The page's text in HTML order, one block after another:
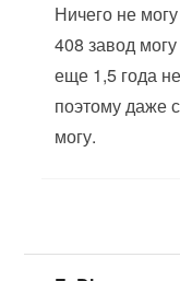
Ничего не
408 завод
еще 1,5 года
поэтому даже
могу.